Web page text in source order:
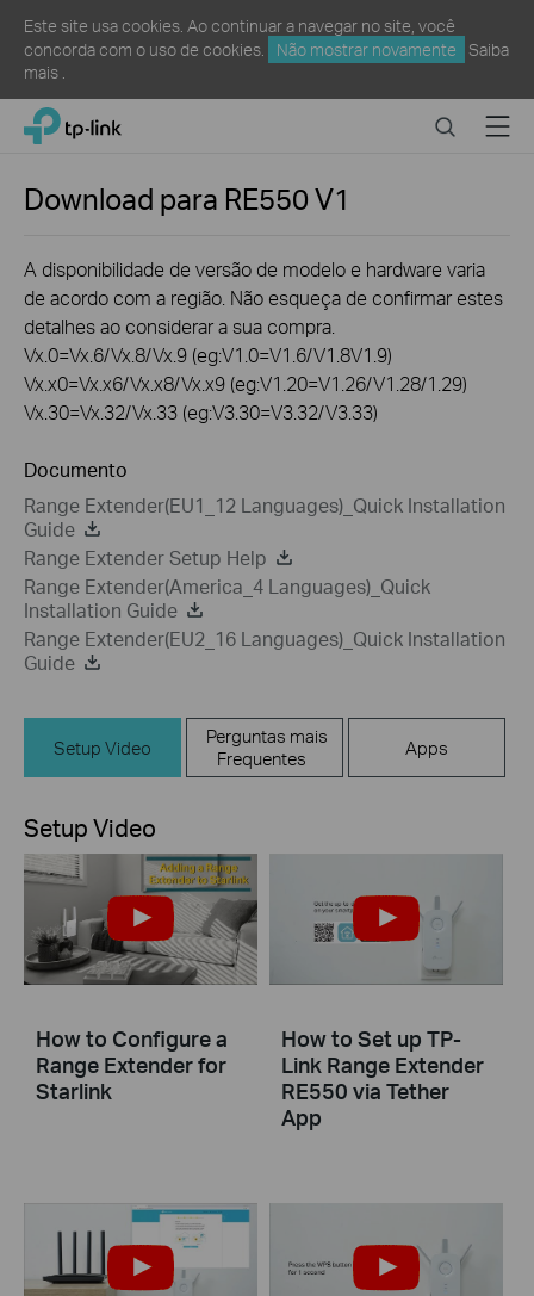
Este site usa cookies. Ao continuar a navegar no site, você
concorda com o uso de cookies.
Não mostrar novamente
Saiba
mais
Click
navigation
TP-Link, Reliably Smart SearchMenu
Download para RE550V1
A disponibilidade de versão de modelo e hardware varia
de acordo com a região. Não esqueça de confirmar estes
detalhes ao considerar a sua compra.
Vx.0=Vx.6/Vx.8/Vx.9 (eg:V1.0=V1.6/V1.8V1.9)
Vx.x0=Vx.x6/Vx.x8/Vx.x9 (eg:V1.20=V1.26/V1.28/1.29)
Vx.30=Vx.32/Vx.33 (eg:V3.30=V3.32/V3.33)
Documento
Range Extender(EU1_12 Languages)_Quick Installation
Guide
Range Extender Setup Help
Range Extender(America_4 Languages)_Quick
Installation Guide
Range Extender(EU2_16 Languages)_Quick Installation
Guide
Setup Video
Perguntas mais
Frequentes
Apps
Setup Video
How to Configure a
Range Extender for
Starlink
How to Set up TP-
Link Range Extender
RE550 via Tether
App